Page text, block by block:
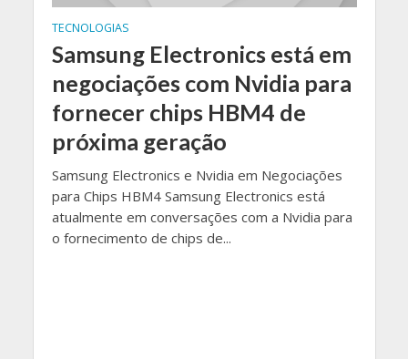
TECNOLOGIAS
Samsung Electronics está em
negociações com Nvidia para
fornecer chips HBM4 de
próxima geração
Samsung Electronics e Nvidia em Negociações
para Chips HBM4 Samsung Electronics está
atualmente em conversações com a Nvidia para
o fornecimento de chips de...